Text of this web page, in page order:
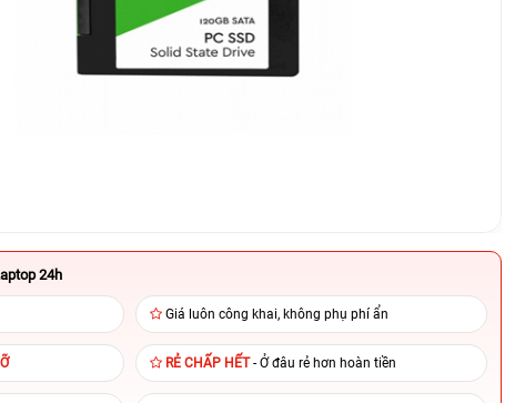
24h
Giá luôn công khai, không phụ phí ẩn
RẺ CHẤP HẾT- Ở đâu rẻ hơn hoàn tiền